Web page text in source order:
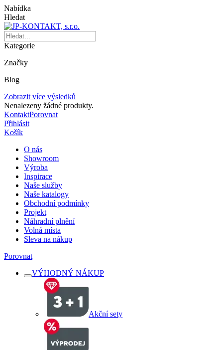
Nabídka
Hledat
Kategorie
Značky
Blog
Zobrazit více výsledků
Nenalezeny žádné produkty.
KontaktPorovnat
Přihlásit
Košík
O nás
Showroom
Výroba
Inspirace
Naše služby
Naše katalogy
Obchodní podmínky
Projekt
Náhradní plnění
Volná místa
Sleva na nákup
Porovnat
VÝHODNÝ NÁKUP
Akční sety